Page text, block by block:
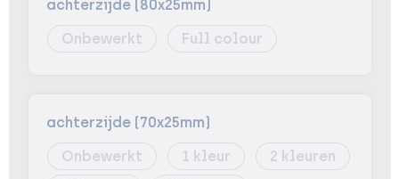
achterzijde (80x25mm)
Onbewerkt
Full colour
achterzijde (70x25mm)
Onbewerkt
1
2